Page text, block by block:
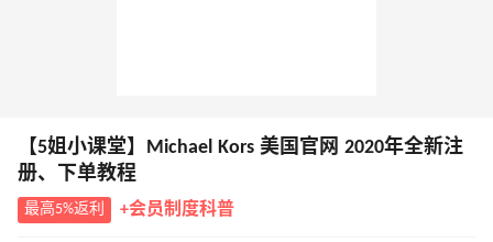
【5姐小课堂】Michael Kors 美国官网 2020年全新注
册、下单教程
最高5%返利 +会员制度科普